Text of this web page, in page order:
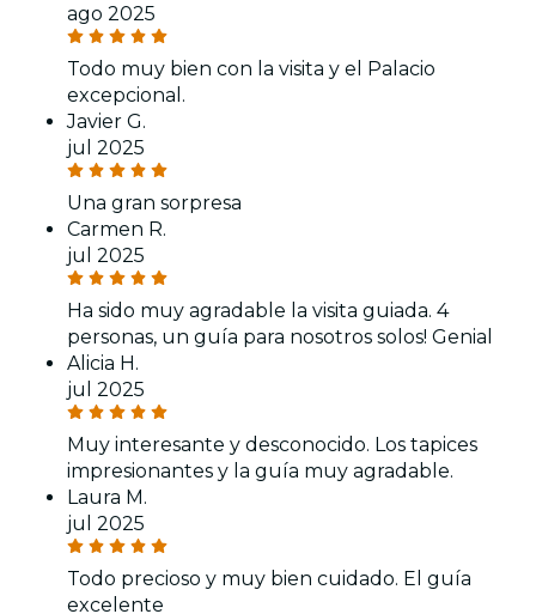
ago 2025
Todo muy bien con la visita y el Palacio
excepcional.
Javier G.
jul 2025
Una gran sorpresa
Carmen R.
jul 2025
Ha sido muy agradable la visita guiada. 4
personas, un guía para nosotros solos! Genial
Alicia H.
jul 2025
Muy interesante y desconocido. Los tapices
impresionantes y la guía muy agradable.
Laura M.
jul 2025
Todo precioso y muy bien cuidado. El guía
excelente